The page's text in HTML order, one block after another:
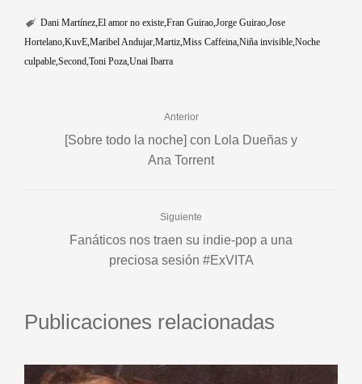
Dani Martínez El amor no existe Fran Guirao Jorge Guirao Jose
Hortelano KuvE Maribel Andujar Martiz Miss Caffeina Niña invisible Noche
culpable Second Toni Poza Unai Ibarra
Anterior
[Sobre todo la noche] con Lola Dueñas y
Ana Torrent
Siguiente
Fanáticos nos traen su indie-pop a una
preciosa sesión #ExVITA
Publicaciones relacionadas